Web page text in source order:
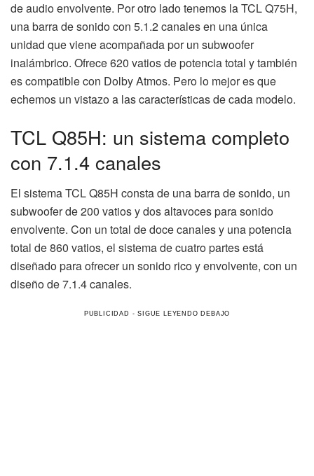
de audio envolvente. Por otro lado tenemos la TCL Q75H,
una barra de sonido con 5.1.2 canales en una única
unidad que viene acompañada por un subwoofer
inalámbrico. Ofrece 620 vatios de potencia total y también
es compatible con Dolby Atmos. Pero lo mejor es que
echemos un vistazo a las características de cada modelo.
TCL Q85H: un sistema completo
con 7.1.4 canales
El sistema TCL Q85H consta de una barra de sonido, un
subwoofer de 200 vatios y dos altavoces para sonido
envolvente. Con un total de doce canales y una potencia
total de 860 vatios, el sistema de cuatro partes está
diseñado para ofrecer un sonido rico y envolvente, con un
diseño de 7.1.4 canales.